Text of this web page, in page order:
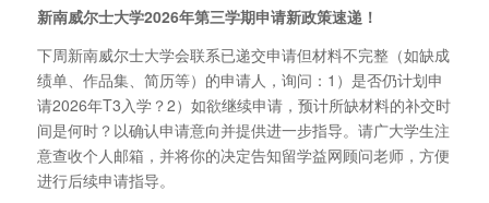
新南威尔士大学2026年第三学期申请新政策速递！
下周新南威尔士大学会联系已递交申请但材料不完整（如缺成
绩单、作品集、简历等）的申请人，询问：1）是否仍计划申
请2026年T3入学？2）如欲继续申请，预计所缺材料的补交时
间是何时？以确认申请意向并提供进一步指导。请广大学生注
意查收个人邮箱，并将你的决定告知留学益网顾问老师，方便
进行后续申请指导。